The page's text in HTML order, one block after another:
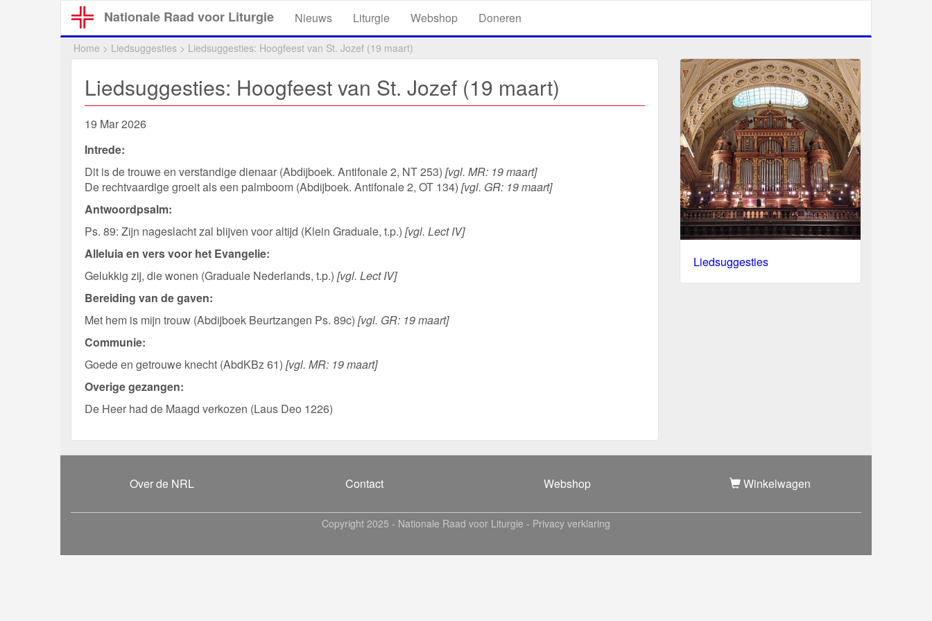
Nationale Raad voor Liturgie Nieuws Liturgie Webshop Doneren
Home > Liedsuggesties > Liedsuggesties: Hoogfeest van St. Jozef (19 maart)
Liedsuggesties: Hoogfeest van St. Jozef (19 maart)
19 Mar 2026
Intrede:
Dit is de trouwe en verstandige dienaar (Abdijboek. Antifonale 2, NT 253) [vgl. MR: 19 maart]
De rechtvaardige groeit als een palmboom (Abdijboek. Antifonale 2, OT 134) [vgl. GR: 19 maart]
Antwoordpsalm:
Ps. 89: Zijn nageslacht zal blijven voor altijd (Klein Graduale, t.p.) [vgl. Lect IV]
Alleluia en vers voor het Evangelie:
Gelukkig zij, die wonen (Graduale Nederlands, t.p.) [vgl. Lect IV]
Bereiding van de gaven:
Met hem is mijn trouw (Abdijboek Beurtzangen Ps. 89c) [vgl. GR: 19 maart]
Communie:
Goede en getrouwe knecht (AbdKBz 61) [vgl. MR: 19 maart]
Overige gezangen:
De Heer had de Maagd verkozen (Laus Deo 1226)
Liedsuggesties
Over de NRL Contact Webshop Winkelwagen
Copyright 2025 - Nationale Raad voor Liturgie - Privacy verklaring